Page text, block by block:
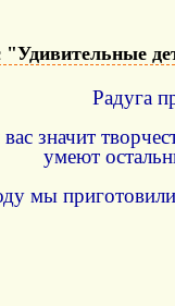
"Удивительные
Радуга
значит
умеют
мы